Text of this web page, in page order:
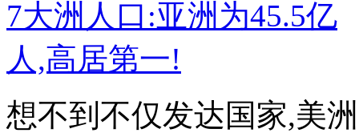
想不到不仅发达国家,美